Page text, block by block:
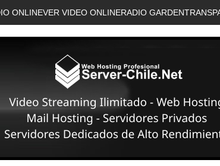
ONLINEVER VIDEO ONLINERADIO GARDEN